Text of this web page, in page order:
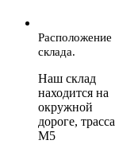
Расположение
склада.
Наш склад
находится на
окружной
дороге, трасса
М5